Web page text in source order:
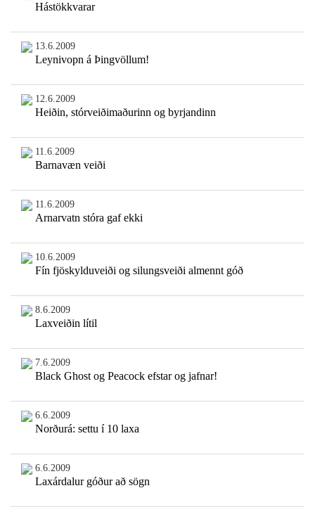
Hástökkvarar
13.6.2009
Leynivopn á Þingvöllum!
12.6.2009
Heiðin, stórveiðimaðurinn og byrjandinn
11.6.2009
Barnavæn veiði
11.6.2009
Arnarvatn stóra gaf ekki
10.6.2009
Fín fjöskylduveiði og silungsveiði almennt góð
8.6.2009
Laxveiðin lítil
7.6.2009
Black Ghost og Peacock efstar og jafnar!
6.6.2009
Norðurá: settu í 10 laxa
6.6.2009
Laxárdalur góður að sögn